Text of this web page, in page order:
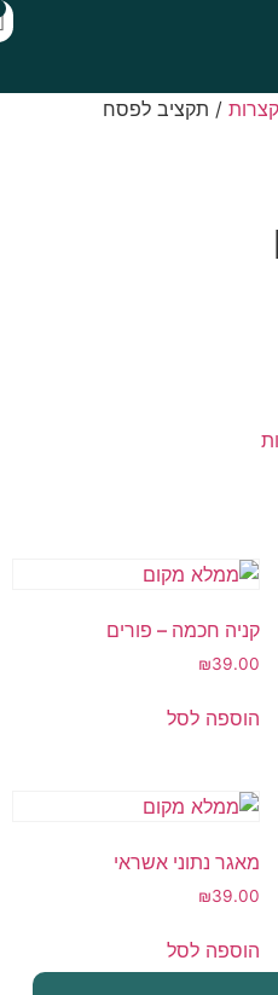
/ תקציב לפסח
חכמה – פורים
₪
לסל
נתוני אשראי
₪
לסל